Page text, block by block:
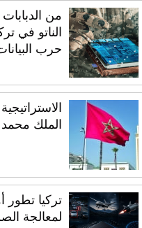
من
الناتو في
حرب
الملك
تركيا
لمعالجة